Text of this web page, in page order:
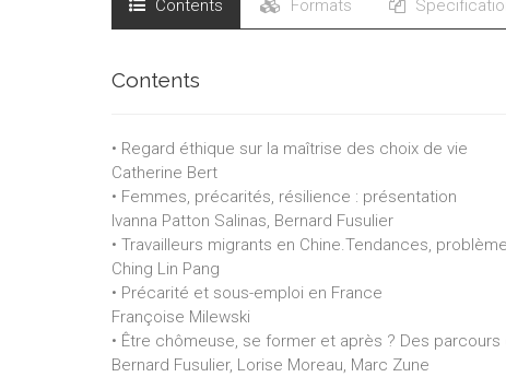
Contents Formats
Contents
• Regard éthique sur la maîtrise des choix de vie
Catherine Bert
• Femmes, précarités, résilience : présentation
Ivanna Patton Salinas, Bernard Fusulier
• Travailleurs migrants en Chine.Tendances,
Ching Lin Pang
• Précarité et sous-emploi en France
Françoise Milewski
• Être chômeuse, se former et après ? Des
Bernard Fusulier, Lorise Moreau, Marc Zune